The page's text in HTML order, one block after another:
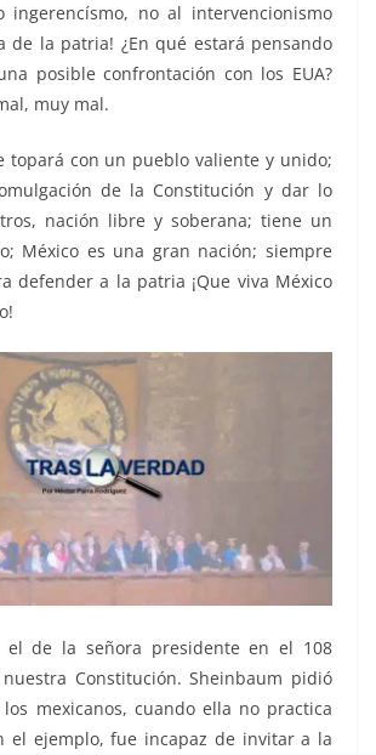
ingerencísmo, no al intervencionismo
de la patria! ¿En qué estará pensando
posible confrontación con los EUA?
muy mal.
topará con un pueblo valiente y unido;
de la Constitución y dar lo
nación libre y soberana; tiene un
México es una gran nación; siempre
defender a la patria ¡Que viva México
el de la señora presidente en el 108
Constitución. Sheinbaum pidió
mexicanos, cuando ella no practica
el ejemplo, fue incapaz de invitar a la